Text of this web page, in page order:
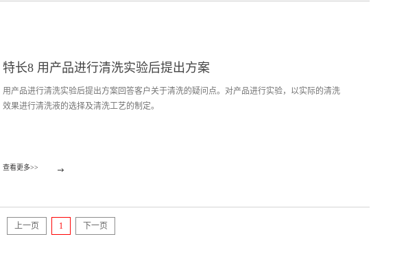
特长8 用产品进行清洗实验后提出方案
用产品进行清洗实验后提出方案回答客户关于清洗的疑问点。对产品进行实验，以实际的清洗
效果进行清洗液的选择及清洗工艺的制定。
查看更多>>
上一页 1 下一页